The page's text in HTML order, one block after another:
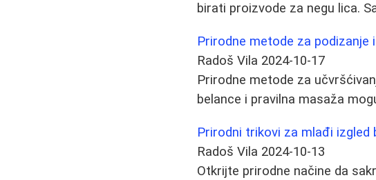
birati proizvode za negu lica.
Prirodne metode za podizanje
Radoš Vila 2024-10-17
Prirodne metode za
belance i pravilna masaža
Prirodni trikovi za mlađi izgled
Radoš Vila 2024-10-13
Otkrijte prirodne načine da